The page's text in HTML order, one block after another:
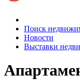
Поиск
Новости
Выставки